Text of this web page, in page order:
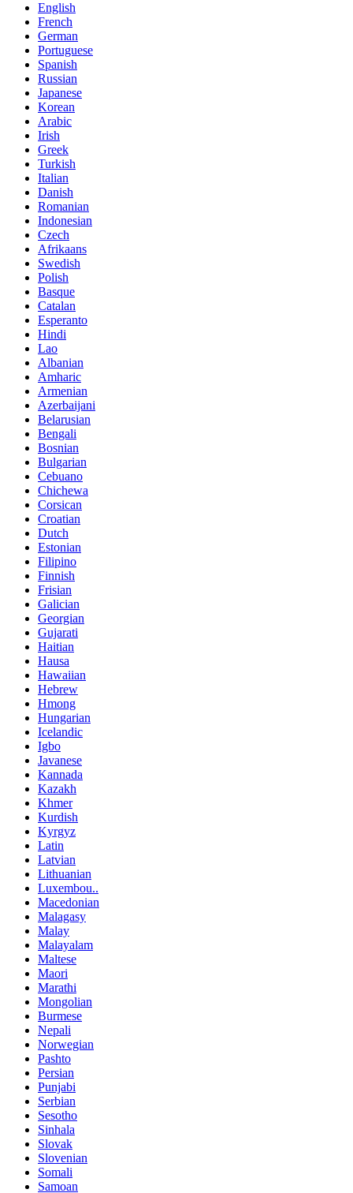
English
French
German
Portuguese
Spanish
Russian
Japanese
Korean
Arabic
Irish
Greek
Turkish
Italian
Danish
Romanian
Indonesian
Czech
Afrikaans
Swedish
Polish
Basque
Catalan
Esperanto
Hindi
Lao
Albanian
Amharic
Armenian
Azerbaijani
Belarusian
Bengali
Bosnian
Bulgarian
Cebuano
Chichewa
Corsican
Croatian
Dutch
Estonian
Filipino
Finnish
Frisian
Galician
Georgian
Gujarati
Haitian
Hausa
Hawaiian
Hebrew
Hmong
Hungarian
Icelandic
Igbo
Javanese
Kannada
Kazakh
Khmer
Kurdish
Kyrgyz
Latin
Latvian
Lithuanian
Luxembou..
Macedonian
Malagasy
Malay
Malayalam
Maltese
Maori
Marathi
Mongolian
Burmese
Nepali
Norwegian
Pashto
Persian
Punjabi
Serbian
Sesotho
Sinhala
Slovak
Slovenian
Somali
Samoan